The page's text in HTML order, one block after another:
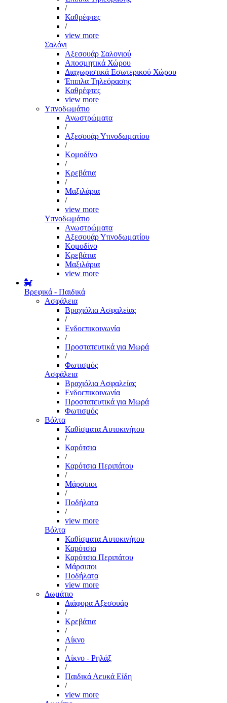
/
Καθρέφτες
/
view more
Σαλόνι
Αξεσουάρ Σαλονιού
Αποσμητικά Χώρου
Διαχωριστικά Εσωτερικού Χώρου
Έπιπλα Τηλεόρασης
Καθρέφτες
view more
Υπνοδωμάτιο
Ανωστρώματα
/
Αξεσουάρ Υπνοδωματίου
/
Κομοδίνο
/
Κρεβάτια
/
Μαξιλάρια
/
view more
Υπνοδωμάτιο
Ανωστρώματα
Αξεσουάρ Υπνοδωματίου
Κομοδίνο
Κρεβάτια
Μαξιλάρια
view more
Βρεφικά - Παιδικά
Ασφάλεια
Βραχιόλια Ασφαλείας
/
Ενδοεπικοινωνία
/
Προστατευτικά για Μωρά
/
Φωτισμός
Ασφάλεια
Βραχιόλια Ασφαλείας
Ενδοεπικοινωνία
Προστατευτικά για Μωρά
Φωτισμός
Βόλτα
Καθίσματα Αυτοκινήτου
/
Καρότσια
/
Καρότσια Περιπάτου
/
Μάρσιποι
/
Ποδήλατα
/
view more
Βόλτα
Καθίσματα Αυτοκινήτου
Καρότσια
Καρότσια Περιπάτου
Μάρσιποι
Ποδήλατα
view more
Δωμάτιο
Διάφορα Αξεσουάρ
/
Κρεβάτια
/
Λίκνο
/
Λίκνο - Ρηλάξ
/
Παιδικά Λευκά Είδη
/
view more